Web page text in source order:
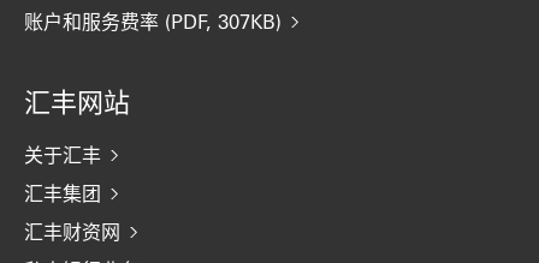
账户和服务费率 (PDF, 307KB)
汇丰网站
关于汇丰
汇丰集团
汇丰财资网